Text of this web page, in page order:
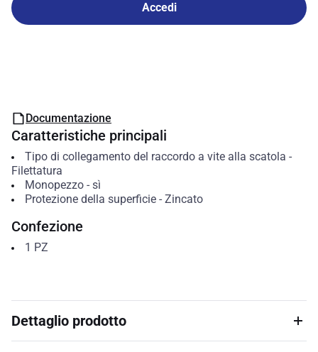
Accedi
Documentazione
Caratteristiche principali
Tipo di collegamento del raccordo a vite alla scatola -
Filettatura
Monopezzo- sì
Protezione della superficie- Zincato
Confezione
1 PZ
Dettaglio prodotto